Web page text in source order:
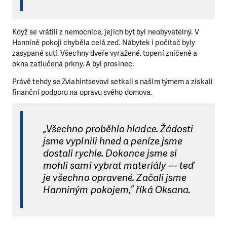
Když se vrátili z nemocnice, jejich byt byl neobyvatelný. V
Hannině pokoji chyběla celá zeď. Nábytek i počítač byly
zasypané sutí. Všechny dveře vyražené, topení zničené a
okna zatlučená prkny. A byl prosinec.
Právě tehdy se Zviahintsevovi setkali s naším týmem a získali
finanční podporu na opravu svého domova.
„Všechno proběhlo hladce. Žádosti
jsme vyplnili hned a peníze jsme
dostali rychle. Dokonce jsme si
mohli sami vybrat materiály — teď
je všechno opravené. Začali jsme
Hanniným pokojem,“ říká Oksana.